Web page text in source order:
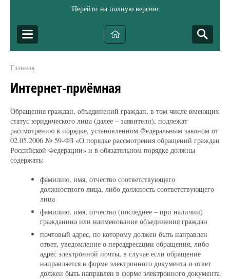
Перейти на полную версию
Главная
Интернет-приёмная
Обращения граждан, объединений граждан, в том числе имеющих
статус юридического лица (далее – заявители), подлежат
рассмотрению в порядке, установленном Федеральным законом от
02.05.2006 № 59-ФЗ «О порядке рассмотрения обращений граждан
Российской Федерации» и в обязательном порядке должны
содержать:
фамилию, имя, отчество соответствующего
должностного лица, либо должность соответствующего
лица
фамилию, имя, отчество (последнее – при наличии)
гражданина или наименование объединения граждан
почтовый адрес, по которому должен быть направлен
ответ, уведомление о переадресации обращения, либо
адрес электронной почты, в случае если обращение
направляется в форме электронного документа и ответ
должен быть направлен в форме электронного документа